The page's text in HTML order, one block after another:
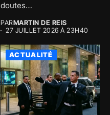
doutes
PARMARTIN DE REIS
27 JUILLET 2026 À 23H40
ACTUALITÉ